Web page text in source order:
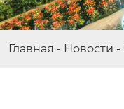
Главная - Новости -